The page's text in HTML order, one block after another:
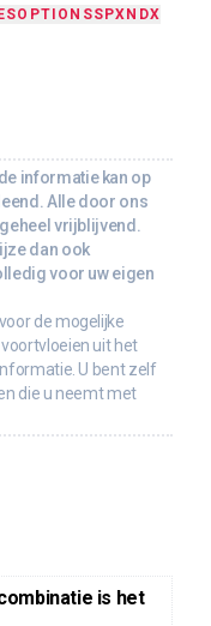
OPTIONSSPX NDX
informatie kan op
Alle door ons
vrijblijvend.
dan ook
voor uw eigen
de mogelijke
uit het
U bent zelf
die u neemt met
is het